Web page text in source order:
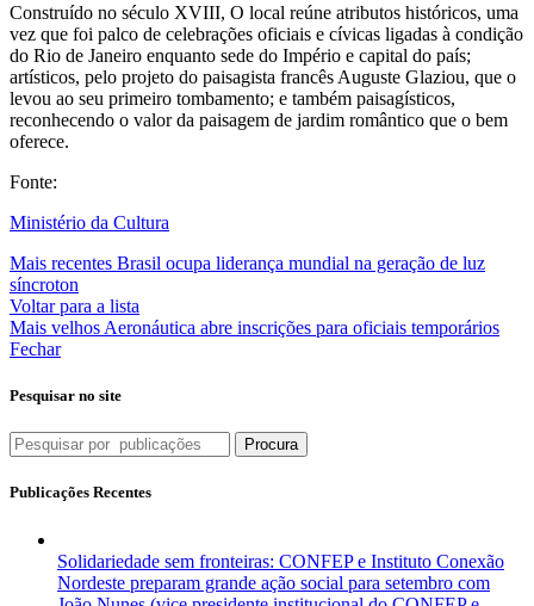
Construído no século XVIII, O local reúne atributos históricos, uma
vez que foi palco de celebrações oficiais e cívicas ligadas à condição
do Rio de Janeiro enquanto sede do Império e capital do país;
artísticos, pelo projeto do paisagista francês Auguste Glaziou, que o
levou ao seu primeiro tombamento; e também paisagísticos,
reconhecendo o valor da paisagem de jardim romântico que o bem
oferece.
Fonte:
Ministério da Cultura
Mais recentes Brasil ocupa liderança mundial na geração de luz
síncroton
Voltar para a lista
Mais velhos Aeronáutica abre inscrições para oficiais temporários
Fechar
Pesquisar no site
Procura
Publicações Recentes
Solidariedade sem fronteiras: CONFEP e Instituto Conexão
Nordeste preparam grande ação social para setembro com